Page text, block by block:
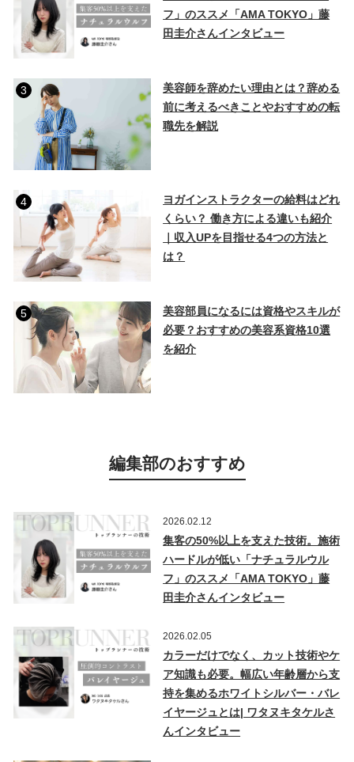
フ」のススメ「AMA TOKYO」藤
田圭介さんインタビュー
3
美容師を辞めたい理由とは？辞める
前に考えるべきことやおすすめの転
職先を解説
4
ヨガインストラクターの給料はどれ
くらい？ 働き方による違いも紹介
｜収入UPを目指せる4つの方法と
は？
5
美容部員になるには資格やスキルが
必要？おすすめの美容系資格10選
を紹介
編集部のおすすめ
2026.02.12
集客の50%以上を支えた技術。施術
ハードルが低い「ナチュラルウル
フ」のススメ「AMA TOKYO」藤
田圭介さんインタビュー
2026.02.05
カラーだけでなく、カット技術やケ
ア知識も必要。幅広い年齢層から支
持を集めるホワイトシルバー・バレ
イヤージュとは| ワタヌキタケルさ
んインタビュー